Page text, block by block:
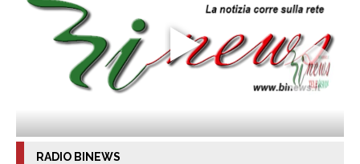
RADIO BINEWS